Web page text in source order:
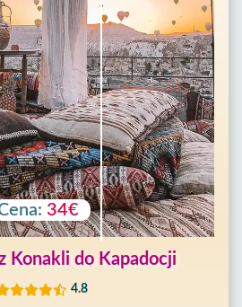
34€
Konakli do Kapadocji
4.8